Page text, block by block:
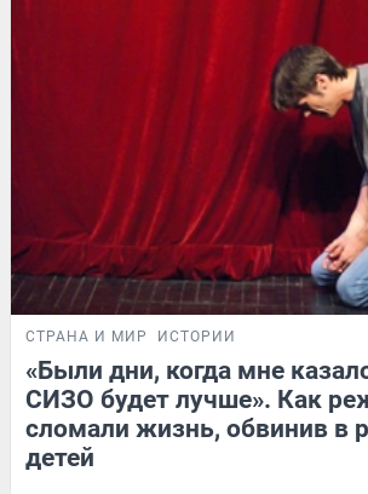
СТРАНА И МИР ИСТОРИИ
«Были дни, когда мне
СИЗО будет лучше». Как
сломали жизнь, обвинив в
детей